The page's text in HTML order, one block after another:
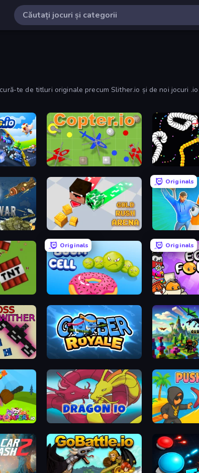
te de titluri originale precum Slither.io și de noi jocuri
Copter.io Worms.io
Gold Rush Arena
Originals
Simply Prop
Originals
Boom Cell
Originals
Egg Folks
Goober Royale Cubox.io
Dragon.io Push.io